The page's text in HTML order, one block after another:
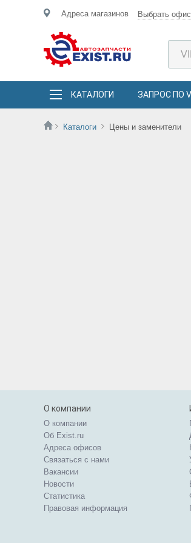
Адреса магазинов Выбрать офис
КАТАЛОГИ ЗАПРОС ПО
Каталоги Цены и заменители
О компании
О компании
Об Exist.ru
Адреса офисов
Связаться с нами
Вакансии
Новости
Статистика
Правовая информация